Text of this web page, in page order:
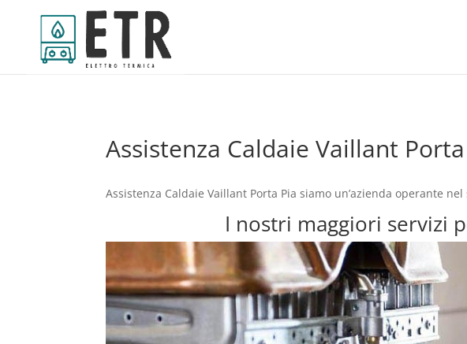
Assistenza Caldaie Vaillant
Assistenza Caldaie Vaillant Porta Pia siamo un’azienda operante
I nostri maggiori servizi